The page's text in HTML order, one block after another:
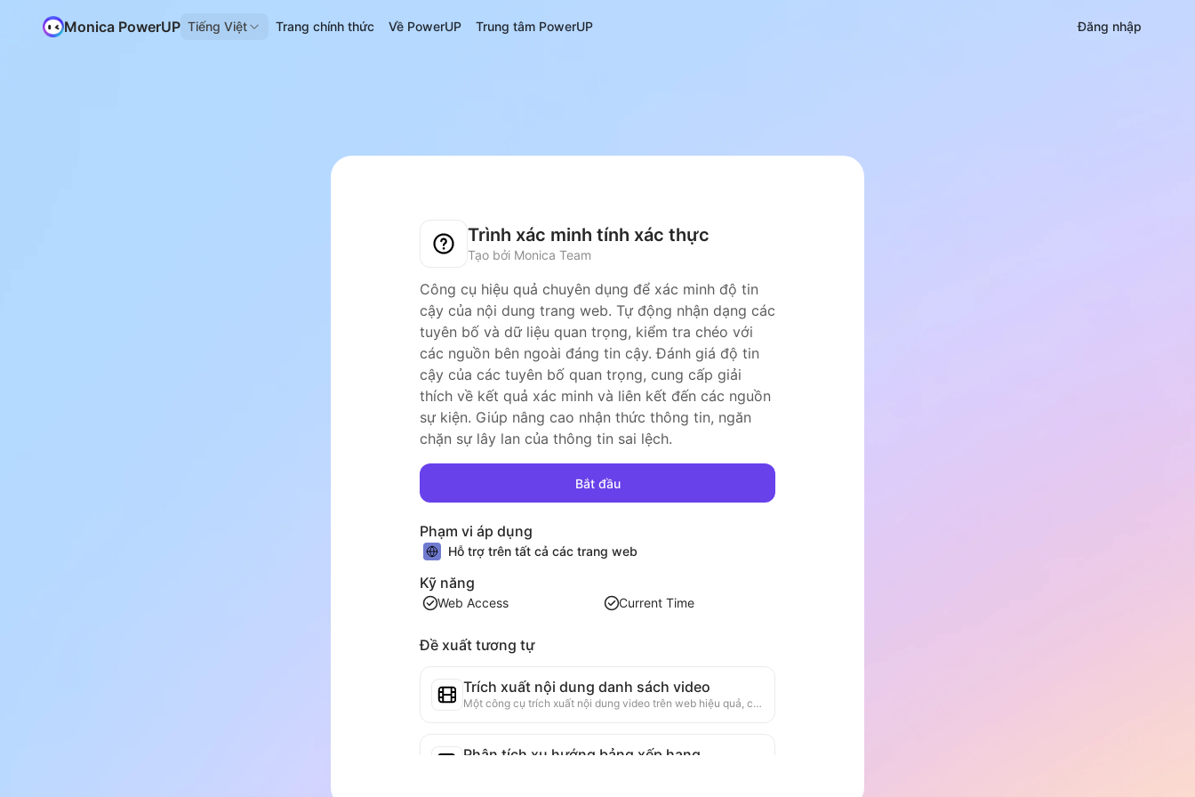
Monica PowerUP Tiếng Việt Trang chính thức Về PowerUP Trung tâm PowerUP Đăng nhập
Trình xác minh tính xác thực
Tạo bởi Monica Team
Công cụ hiệu quả chuyên dụng để xác minh độ tin
cậy của nội dung trang web. Tự động nhận dạng các
tuyên bố và dữ liệu quan trọng, kiểm tra chéo với
các nguồn bên ngoài đáng tin cậy. Đánh giá độ tin
cậy của các tuyên bố quan trọng, cung cấp giải
thích về kết quả xác minh và liên kết đến các nguồn
sự kiện. Giúp nâng cao nhận thức thông tin, ngăn
chặn sự lây lan của thông tin sai lệch.
Bắt đầu
Phạm vi áp dụng
Hỗ trợ trên tất cả các trang web
Kỹ năng
Web Access Current Time
Đề xuất tương tự
Trích xuất nội dung danh sách video
Một công cụ trích xuất nội dung video trên web hiệu quả, có khả năng quét nhanh các trang web và tổ chức thông tin video thành bảng Markdown có cấu trúc.
Phân tích xu hướng bảng xếp hạng